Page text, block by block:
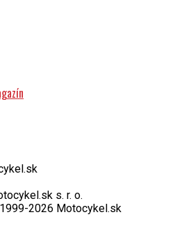
s. r. o.
2026 Motocykel.sk